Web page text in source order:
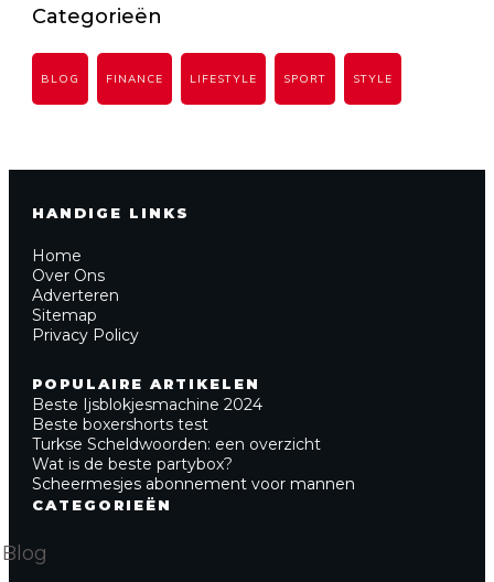
Categorieën
BLOG FINANCE LIFESTYLE SPORT STYLE
HANDIGE LINKS
Home
Over Ons
Adverteren
Sitemap
Privacy Policy
POPULAIRE ARTIKELEN
Beste Ijsblokjesmachine 2024
Beste boxershorts test
Turkse Scheldwoorden: een overzicht
Wat is de beste partybox?
Scheermesjes abonnement voor mannen
CATEGORIEËN
Blog